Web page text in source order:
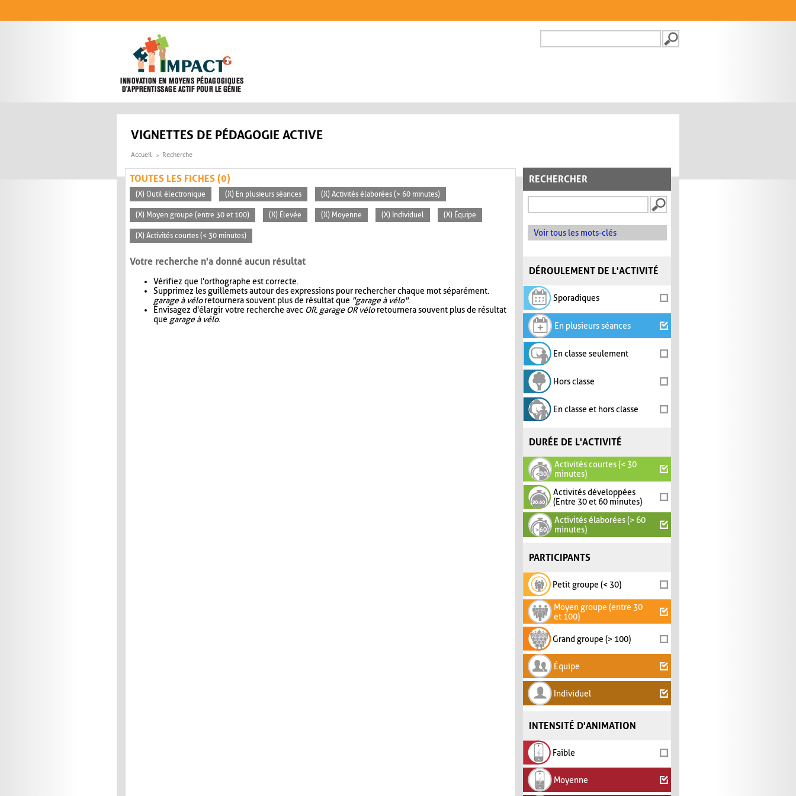
FORMULAIRE DE
VIGNETTES DE PÉDAGOGIE ACTIVE
Accueil Recherche
RECHERCHER
Voir tous les mots-clés
DÉROULEMENT DE L'ACTIVITÉ
Sporadiques
En plusieurs séances
En classe seulement
Hors classe
En classe et hors classe
DURÉE DE L'ACTIVITÉ
Activités courtes (< 30
minutes)
Activités développées
(Entre 30 et 60 minutes)
Activités élaborées (> 60
minutes)
PARTICIPANTS
Petit groupe (< 30)
Moyen groupe (entre 30
et 100)
Grand groupe (> 100)
Équipe
Individuel
INTENSITÉ D'ANIMATION
Faible
Moyenne
TOUTES LES FICHES (0)
(X) Outil électronique (X) En plusieurs séances (X) Activités élaborées (> 60 minutes)
(X) Moyen groupe (entre 30 et 100) (X) Élevée (X) Moyenne (X) Individuel (X) Équipe
(X) Activités courtes (< 30 minutes)
Votre recherche n'a donné aucun résultat
Vérifiez que l'orthographe est correcte.
Supprimez les guillemets autour des expressions pour rechercher chaque mot séparément.
garage à véloretournera souvent plus de résultat que "garage à vélo".
Envisagez d'élargir votre recherche avec OR. garage OR véloretournera souvent plus de résultat
que garage à vélo.